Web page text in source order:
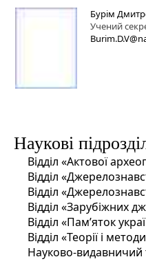
Бурім
Учений
Наукові
Відділ «Актової
Відділ
Відділ
Відділ «Зарубіжних
Відділ «Пам’яток
Відділ «Теорії і
Науково-видавничий